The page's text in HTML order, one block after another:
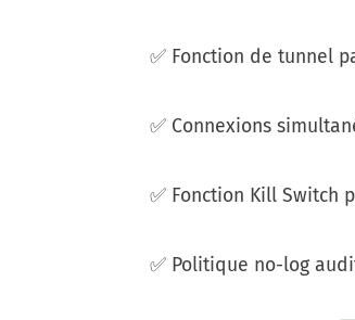
✅ Fonction de tunnel
✅ Connexions
✅ Fonction Kill Switch
✅ Politique no-log